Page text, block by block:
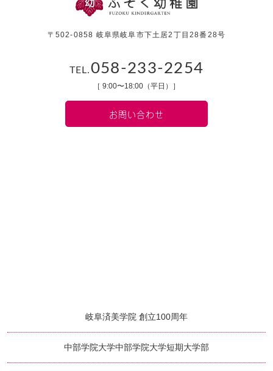
〒502-0858 岐阜県岐阜市下土居2丁目28番28号
TEL.058-233-2254
［ 9:00〜18:00（平日）］
お問い合わせ
岐阜済美学院 創立100周年
中部学院大学中部学院大学短期大学部